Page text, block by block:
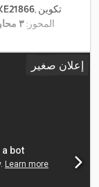
, تكوين
المحور:٣ محاور
إعلان صغير